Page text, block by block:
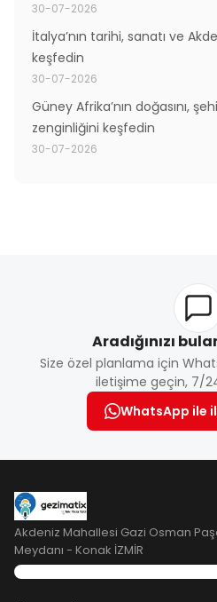
30-07-2026
İtalya’nın tarihi, sanatı ve
keşfedin
30-07-2026
Güney Afrika’nın doğasını,
zenginliğini keşfedin
30-07-2026
Aradığınızı
Size özel planlama için
iletişime geçin, 7/24
WhatsApp ile
Akdeniz Mahallesi Gazi Osman
Meydanı - Konak İZMİR